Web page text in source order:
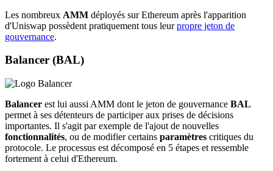
Les nombreux AMM déployés sur Ethereum après l'apparition
d'Uniswap possèdent pratiquement tous leurpropre jeton de
gouvernance.
Balancer (BAL)
Balancer est lui aussi AMM dont le jeton de gouvernance BAL
permet à ses détenteurs de participer aux prises de décisions
importantes. Il s'agit par exemple de l'ajout de nouvelles
fonctionnalités, ou de modifier certains paramètres critiques du
protocole. Le processus est décomposé en 5 étapes et ressemble
fortement à celui d'Ethereum.